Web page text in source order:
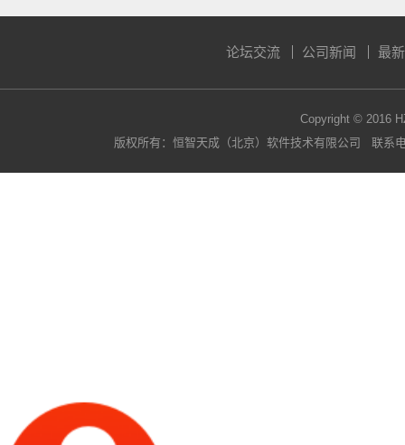
论坛交流 公司新闻 最
Copyright © 2016
版权所有：恒智天成（北京）软件技术有限公司 联系